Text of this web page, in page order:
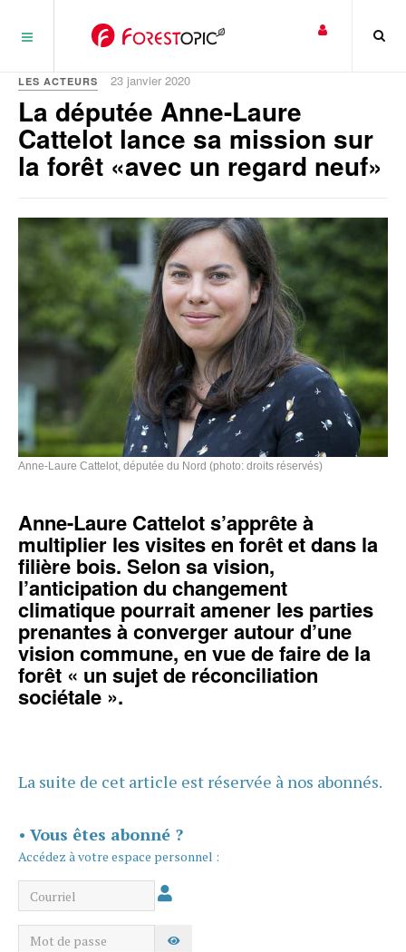
LES ACTEURS 23 janvier 2020
La députée Anne-Laure
Cattelot lance sa mission sur
la forêt «avec un regard neuf»
Anne-Laure Cattelot, députée du Nord (photo: droits réservés)
Anne-Laure Cattelot s’apprête à
multiplier les visites en forêt et dans la
filière bois. Selon sa vision,
l’anticipation du changement
climatique pourrait amener les parties
prenantes à converger autour d’une
vision commune, en vue de faire de la
forêt « un sujet de réconciliation
sociétale ».
La suite de cet article est réservée à nos abonnés.
• Vous êtes abonné ?
Accédez à votre espace personnel :
Courriel
Mot de passe AFFICHER LE MOT DE PASSE